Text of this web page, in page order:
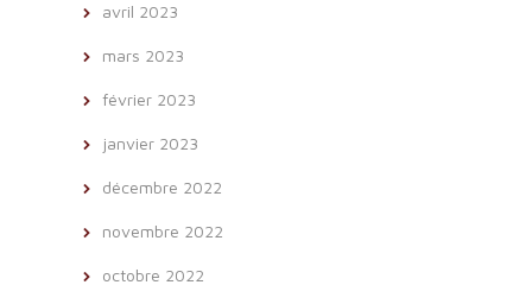
avril 2023
mars 2023
février 2023
janvier 2023
décembre 2022
novembre 2022
octobre 2022